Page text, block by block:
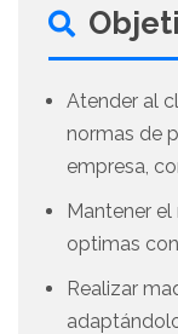
Atender al
normas de
empresa,
Mantener
optimas
Realizar